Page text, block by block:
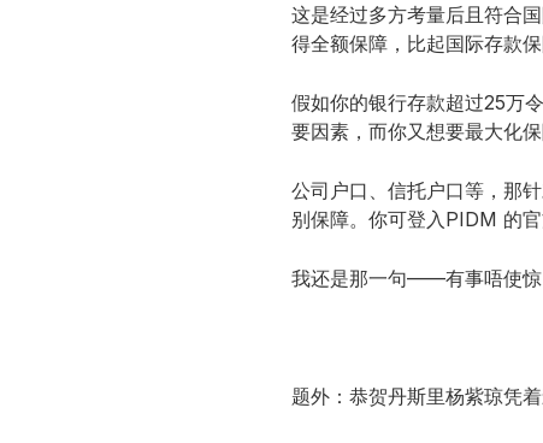
这是经过多方考量后且符合
得全额保障，比起国际存款
假如你的银行存款超过25万
要因素，而你又想要最大化
公司户口、信托户口等，那
别保障。你可登入PIDM 的
我还是那一句——有事唔使惊
题外：恭贺丹斯里杨紫琼凭